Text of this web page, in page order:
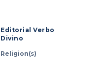
Editorial Verbo
Divino
Religion(s)